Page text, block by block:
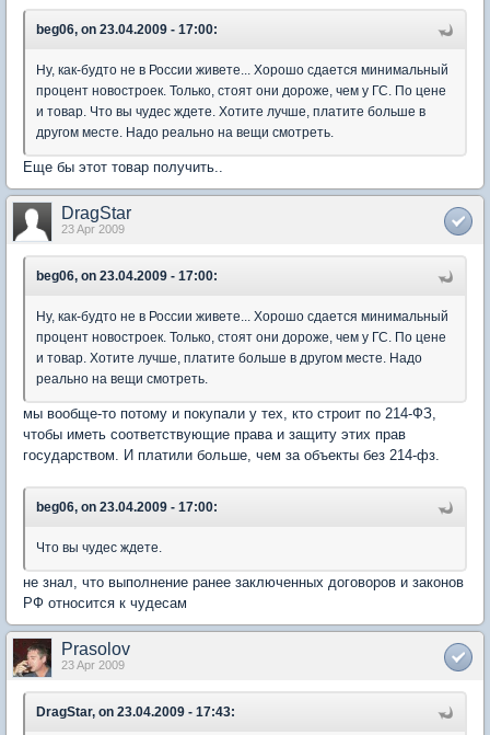
beg06, on 23.04.2009 - 17:00:
Ну, как-будто не в России живете... Хорошо сдается минимальный
процент новостроек. Только, стоят они дороже, чем у ГС. По цене
и товар. Что вы чудес ждете. Хотите лучше, платите больше в
другом месте. Надо реально на вещи смотреть.
Еще бы этот товар получить..
DragStar
23 Apr 2009
beg06, on 23.04.2009 - 17:00:
Ну, как-будто не в России живете... Хорошо сдается минимальный
процент новостроек. Только, стоят они дороже, чем у ГС. По цене
и товар. Хотите лучше, платите больше в другом месте. Надо
реально на вещи смотреть.
мы вообще-то потому и покупали у тех, кто строит по 214-ФЗ,
чтобы иметь соответствующие права и защиту этих прав
государством. И платили больше, чем за объекты без 214-фз.
beg06, on 23.04.2009 - 17:00:
Что вы чудес ждете.
не знал, что выполнение ранее заключенных договоров и законов
РФ относится к чудесам
Prasolov
23 Apr 2009
DragStar, on 23.04.2009 - 17:43: